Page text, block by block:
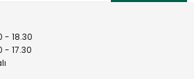
alternatifler olmalı.
- 18.30
- 17.30